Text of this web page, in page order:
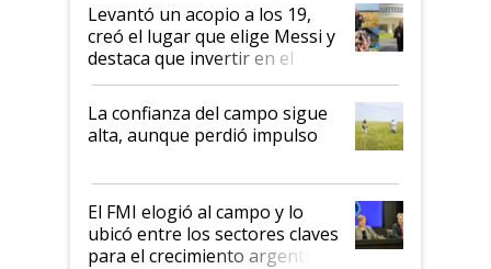
Levantó un acopio a los 19,
creó el lugar que elige Messi y
destaca que invertir en el
kirchnerismo era como "darle
plata a un hijo para droga":
Juan Félix Rossetti, el libertario
que de una dura crisis salió
de Milei
La confianza del campo sigue
alta, aunque perdió impulso
El FMI elogió al campo y lo
ubicó entre los sectores claves
para el crecimiento argentino